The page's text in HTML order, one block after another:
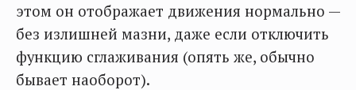
этом он отображает движения нормально —
без излишней мазни, даже если отключить
функцию сглаживания (опять же, обычно
бывает наоборот).